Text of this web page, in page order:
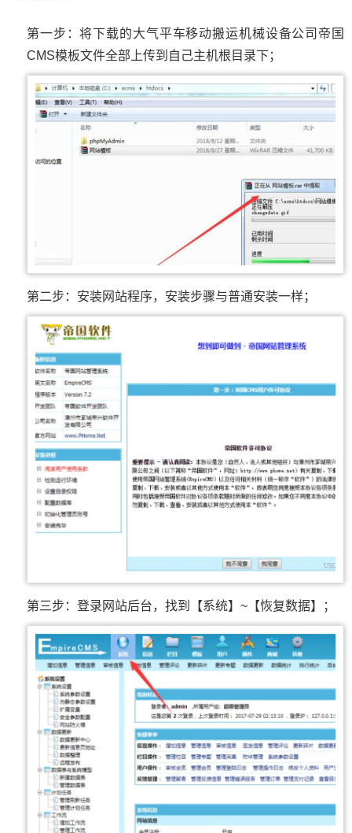
第一步：将下载的大气平车移动搬运机械设备公司帝国
CMS模板文件全部上传到自己主机根目录下；
第二步：安装网站程序，安装步骤与普通安装一样；
第三步：登录网站后台，找到【系统】~【恢复数据】；